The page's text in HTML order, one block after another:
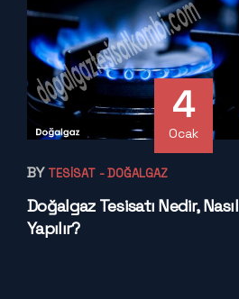
4
Ocak
BY TESISAT - DOĞALGAZ
Doğalgaz Tesisatı Nedir, Nasıl
Yapılır?